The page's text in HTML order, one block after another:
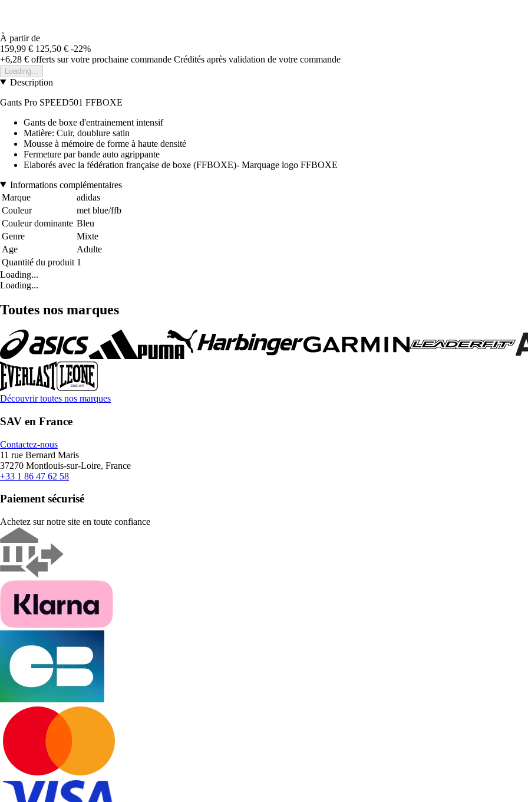
À partir de
159,99 € 125,50 € -22%
+6,28 € offerts sur votre prochaine commande Crédités après validation de votre commande
Loading...
Description
Gants Pro SPEED501 FFBOXE
Gants de boxe d'entrainement intensif
Matière: Cuir, doublure satin
Mousse à mémoire de forme à haute densité
Fermeture par bande auto agrippante
Elaborés avec la fédération française de boxe (FFBOXE)- Marquage logo FFBOXE
Informations complémentaires
Marque
adidas
Couleur
met blue/ffb
Couleur dominante Bleu
Genre
Mixte
Age
Adulte
Quantité du produit 1
Loading...
Loading...
Toutes nos marques
Découvrir toutes nos marques
SAV en France
Contactez-nous
11 rue Bernard Maris
37270 Montlouis-sur-Loire, France
+33 1 86 47 62 58
Paiement sécurisé
Achetez sur notre site en toute confiance